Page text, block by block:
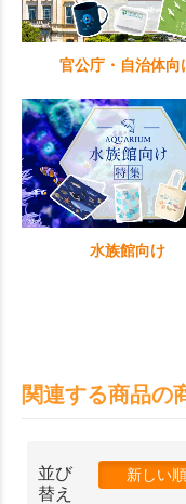
官公庁・自治体向
水族館向け
関連する商品の
並び
替え
新しい順